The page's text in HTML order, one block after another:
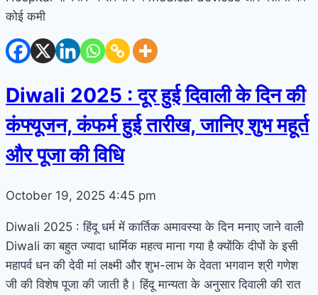
कोई कमी
Diwali 2025 : दूर हुई दिवाली के दिन की
कंफ्यूजन, कंफर्म हुई तारीख, जानिए शुभ महूर्त
और पूजा की विधि
October 19, 2025 4:45 pm
Diwali 2025 : हिंदू धर्म में कार्तिक अमावस्या के दिन मनाए जाने वाली
Diwali का बहुत ज्यादा धार्मिक महत्व माना गया है क्योंकि दीपों के इसी
महापर्व धन की देवी मां लक्ष्मी और शुभ-लाभ के देवता भगवान श्री गणेश
जी की विशेष पूजा की जाती है। हिंदू मान्यता के अनुसार दिवाली की रात